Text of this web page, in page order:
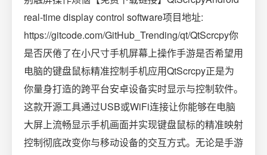
real-time display control software项目地址:
https://gitcode.com/GitHub_Trending/qt/QtScrcpy你
是否厌倦了在小尺寸手机屏幕上操作手游是否希望用
电脑的键盘鼠标精准控制手机应用QtScrcpy正是为
你量身打造的跨平台安卓设备实时显示与控制软件。
这款开源工具通过USB或WiFi连接让你能够在电脑
大屏上流畅显示手机画面并实现键盘鼠标的精准映射
控制彻底改变你与移动设备的交互方式。无论是手游